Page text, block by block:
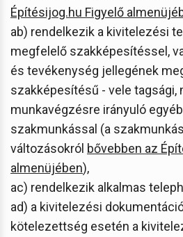
Építésijog.hu Figyelő
ab) rendelkezik a kivitelezési
megfelelő szakképesítéssel,
és tevékenység jellegének
szakképesítésű - vele tagsági,
munkavégzésre irányuló
szakmunkással (a
változásokról bővebben az
almenüjében),
ac) rendelkezik alkalmas
ad) a kivitelezési
kötelezettség esetén a